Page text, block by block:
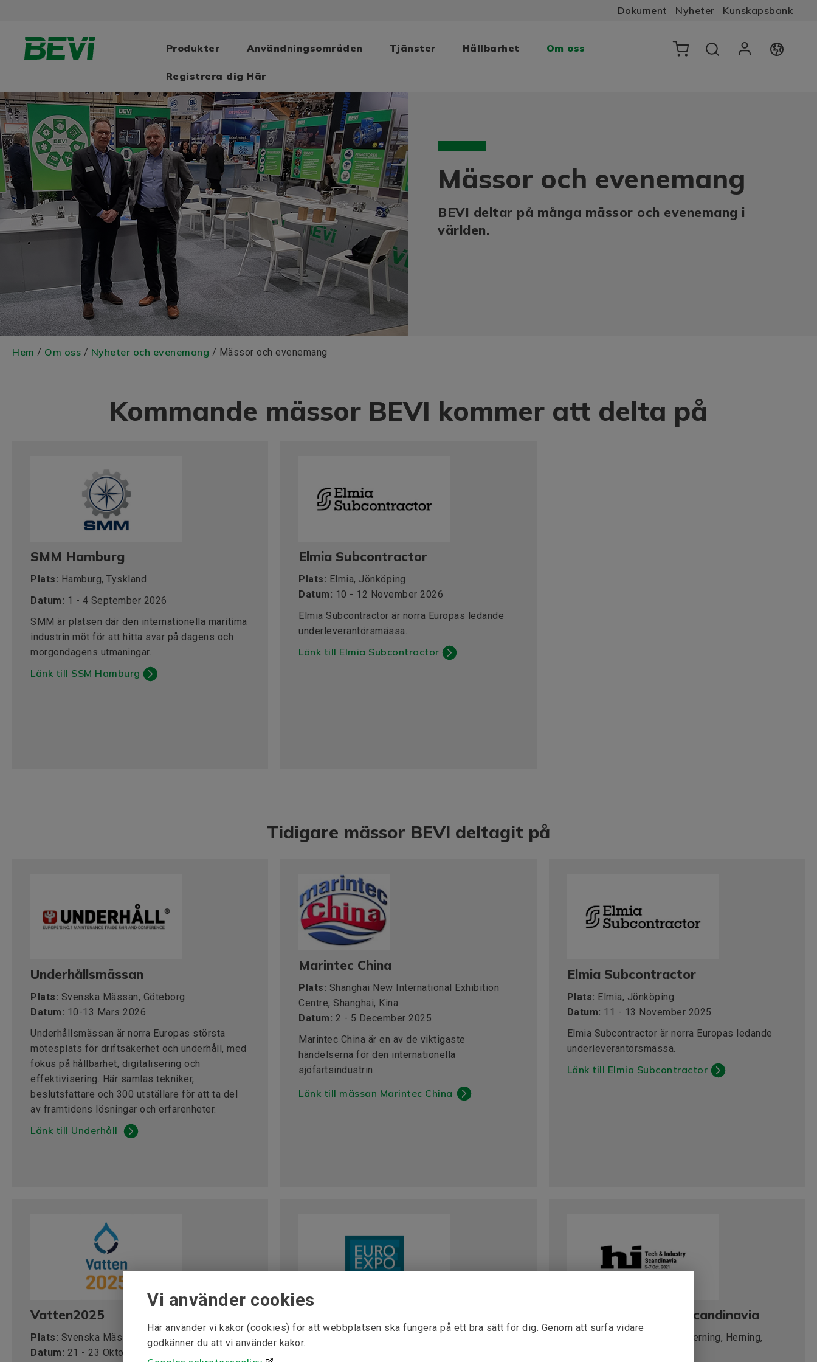
Vi använder cookies
Här använder vi kakor (cookies) för att webbplatsen ska fungera på ett bra sätt för dig. Genom att surfa vidare
godkänner du att vi använder kakor.
Dokument Nyheter Kunskapsbank
Produkter Användningsområden Tjänster Hållbarhet Om oss
Registrera dig Här
Mässor och evenemang
BEVI deltar på många mässor och evenemang i
världen.
Hem / Om oss / Nyheter och evenemang / Mässor och evenemang
Kommande mässor BEVI kommer att delta på
SMM Hamburg
Plats: Hamburg, Tyskland
Datum: 1 - 4 September 2026
SMM är platsen där den internationella maritima
industrin möt för att hitta svar på dagens och
morgondagens utmaningar.
Länk till SSM Hamburg
Elmia Subcontractor
Plats: Elmia, Jönköping
Datum: 10 - 12 November 2026
Elmia Subcontractor är norra Europas ledande
underleverantörsmässa.
Länk till Elmia Subcontractor
Tidigare mässor BEVI deltagit på
Underhållsmässan
Plats: Svenska Mässan, Göteborg
Datum: 10-13 Mars 2026
Underhållsmässan är norra Europas största
mötesplats för driftsäkerhet och underhåll, med
fokus på hållbarhet, digitalisering och
effektivisering. Här samlas tekniker,
beslutsfattare och 300 utställare för att ta del
av framtidens lösningar och erfarenheter.
Länk till Underhåll
Marintec China
Plats: Shanghai New International Exhibition
Centre, Shanghai, Kina
Datum: 2 - 5 December 2025
Marintec China är en av de viktigaste
händelserna för den internationella
sjöfartsindustrin.
Länk till mässan Marintec China
Elmia Subcontractor
Plats: Elmia, Jönköping
Datum: 11 - 13 November 2025
Elmia Subcontractor är norra Europas ledande
underleverantörsmässa.
Länk till Elmia Subcontractor
Vatten2025
Plats: Svenska Mässan, Göteborg
Datum: 21 - 23 Oktober 2025
hi Tech & Industry Scandinavia
MCH Messecenter Herning, Herning,